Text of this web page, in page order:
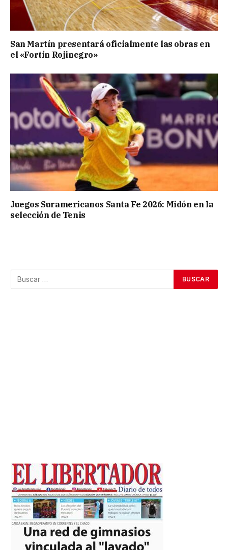
San Martín presentará oficialmente las obras en
el «Fortín Rojinegro»
Juegos Suramericanos Santa Fe 2026: Midón en la
selección de Tenis